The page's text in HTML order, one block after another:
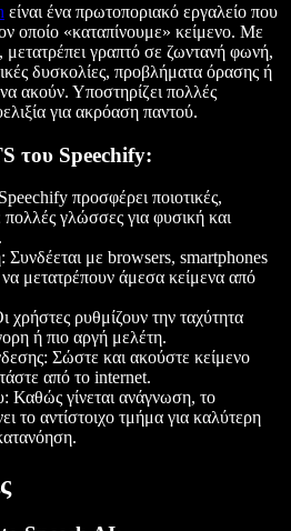
είναι ένα πρωτοποριακό εργαλείο που
οποίο «καταπίνουμε» κείμενο. Με
γραπτό σε ζωντανή φωνή,
δυσκολίες, προβλήματα όρασης ή
ακούν. Υποστηρίζει πολλές
για ακρόαση παντού.
του Speechify:
προσφέρει ποιοτικές,
πολλές γλώσσες για φυσική και
: Συνδέεται με browsers, smartphones
μετατρέπουν άμεσα κείμενα από
χρήστες ρυθμίζουν την ταχύτητα
ή πιο αργή μελέτη.
: Σώστε και ακούστε κείμενο
από το internet.
: Καθώς γίνεται ανάγνωση, το
το αντίστοιχο τμήμα για καλύτερη